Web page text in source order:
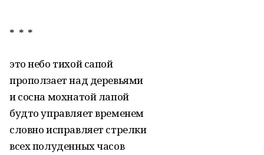
* * *
это небо тихой сапой
проползает над деревьями
и сосна мохнатой лапой
будто управляет временем
словно исправляет стрелки
всех полуденных часов